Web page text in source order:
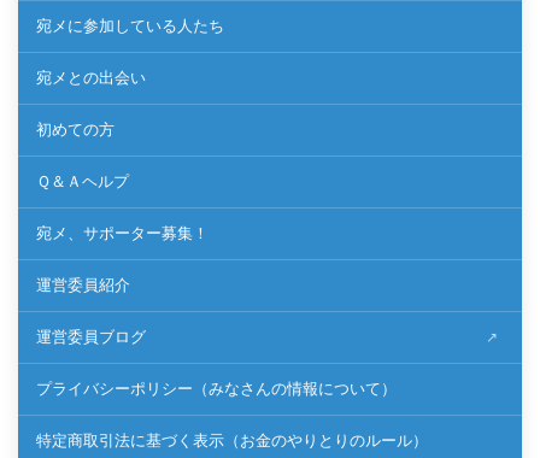
宛メに参加している人たち
宛メとの出会い
初めての方
Ｑ＆Ａヘルプ
宛メ、サポーター募集！
運営委員紹介
運営委員ブログ
プライバシーポリシー（みなさんの情報について）
特定商取引法に基づく表示（お金のやりとりのルール）